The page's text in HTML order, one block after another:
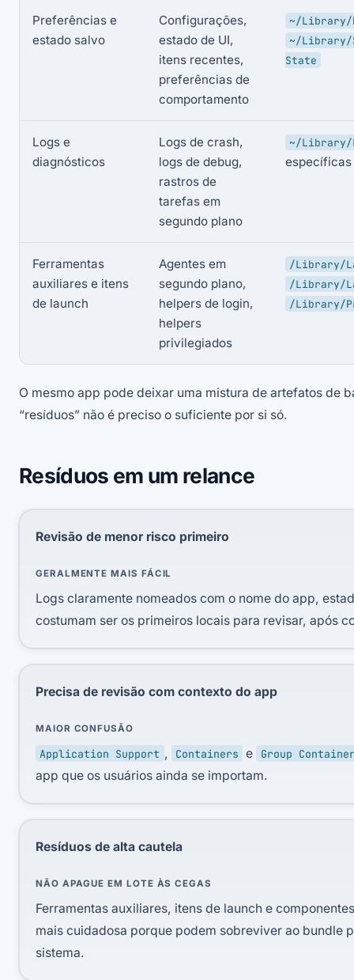
Preferências e
estado salvo
Configurações,
estado de UI,
itens recentes,
preferências de
comportamento
~/Library/
~/Library/
State
Logs e
diagnósticos
Logs de crash,
logs de debug,
rastros de
tarefas em
segundo plano
~/Library/
específicas
Ferramentas
auxiliares e itens
de launch
Agentes em
segundo plano,
helpers de login,
helpers
privilegiados
/Library/
/Library/
/Library/
O mesmo app pode deixar uma mistura de artefatos de
“resíduos” não é preciso o suficiente por si só.
Resíduos em um relance
Revisão de menor risco primeiro
GERALMENTE MAIS FÁCIL
Logs claramente nomeados com o nome do app,
costumam ser os primeiros locais para revisar, após
Precisa de revisão com contexto do app
MAIOR CONFUSÃO
Application Support , Containers e Group
app que os usuários ainda se importam.
Resíduos de alta cautela
NÃO APAGUE EM LOTE ÀS CEGAS
Ferramentas auxiliares, itens de launch e
mais cuidadosa porque podem sobreviver ao bundle
sistema.